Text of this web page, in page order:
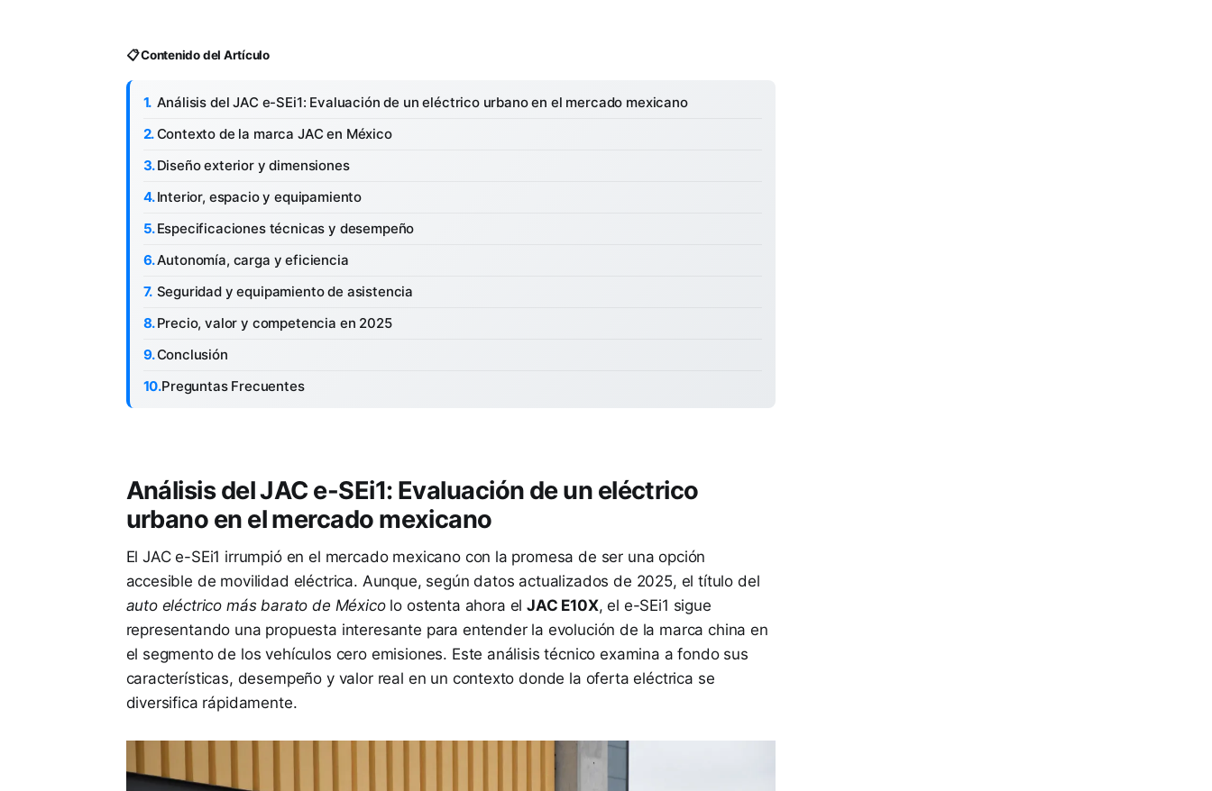
📋 Contenido del Artículo
Análisis del JAC e-SEi1: Evaluación de un eléctrico urbano en el mercado mexicano
Contexto de la marca JAC en México
Diseño exterior y dimensiones
Interior, espacio y equipamiento
Especificaciones técnicas y desempeño
Autonomía, carga y eficiencia
Seguridad y equipamiento de asistencia
Precio, valor y competencia en 2025
Conclusión
Preguntas Frecuentes
Análisis del JAC e-SEi1: Evaluación de un eléctrico
urbano en el mercado mexicano
El JAC e-SEi1 irrumpió en el mercado mexicano con la promesa de ser una opción
accesible de movilidad eléctrica. Aunque, según datos actualizados de 2025, el título del
auto eléctrico más barato de Méxicolo ostenta ahora el JAC E10X, el e-SEi1 sigue
representando una propuesta interesante para entender la evolución de la marca china en
el segmento de los vehículos cero emisiones. Este análisis técnico examina a fondo sus
características, desempeño y valor real en un contexto donde la oferta eléctrica se
diversifica rápidamente.